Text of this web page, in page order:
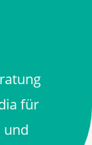
für
und